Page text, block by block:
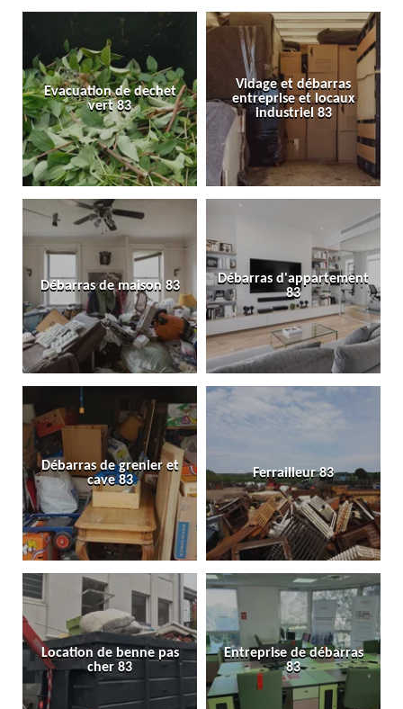
Evacuation de dechet
vert 83
Vidage et débarras
entreprise et locaux
industriel 83
Débarras de maison 83
Débarras d'appartement
83
Débarras de grenier et
cave 83
Ferrailleur 83
Location de benne pas
cher 83
Entreprise de débarras
83